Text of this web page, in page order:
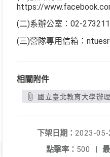
https://
(二)系辦公室：02-
(三)營隊專用信箱：
相關附件
國立臺北教育大學辦
下架日期： 2023-05-
點擊率： 500 |